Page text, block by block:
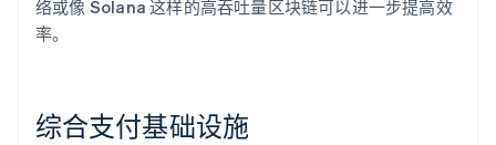
络或像 Solana 这样的高吞吐量区块链可以进一步提高效
率。
综合支付基础设施